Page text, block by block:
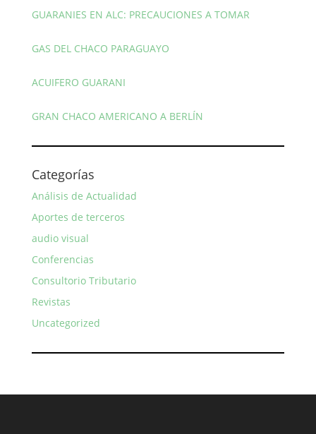
GUARANIES EN ALC: PRECAUCIONES A TOMAR
GAS DEL CHACO PARAGUAYO
ACUIFERO GUARANI
GRAN CHACO AMERICANO A BERLÍN
Categorías
Análisis de Actualidad
Aportes de terceros
audio visual
Conferencias
Consultorio Tributario
Revistas
Uncategorized